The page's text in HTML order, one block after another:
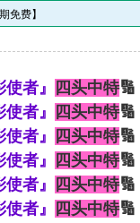
费】
使者』 四头中特🔢
使者』 四头中特🔢
使者』 四头中特🔢
使者』 四头中特🔢
使者』 四头中特🔢
使者』 四头中特🔢